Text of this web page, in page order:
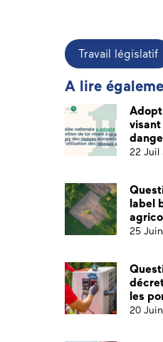
Travail législatif
A lire
22 Juil
label
25
les
20